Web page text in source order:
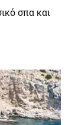
σπα και